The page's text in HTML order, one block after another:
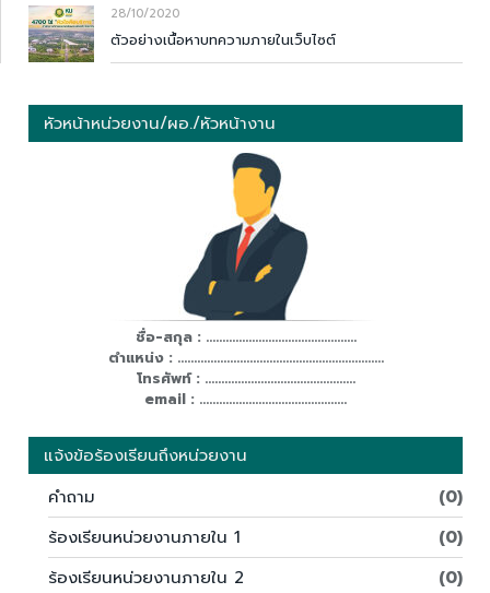
28/10/2020
ตัวอย่างเนื้อหาบทความภายในเว็บไซต์
หัวหน้าหน่วยงาน/ผอ./หัวหน้างาน
ชื่อ-สกุล : ..............................................
ตำแหน่ง : ...............................................................
โทรศัพท์ : ..............................................
email : .............................................
แจ้งข้อร้องเรียนถึงหน่วยงาน
คำถาม
(0)
ร้องเรียนหน่วยงานภายใน 1
(0)
ร้องเรียนหน่วยงานภายใน 2
(0)